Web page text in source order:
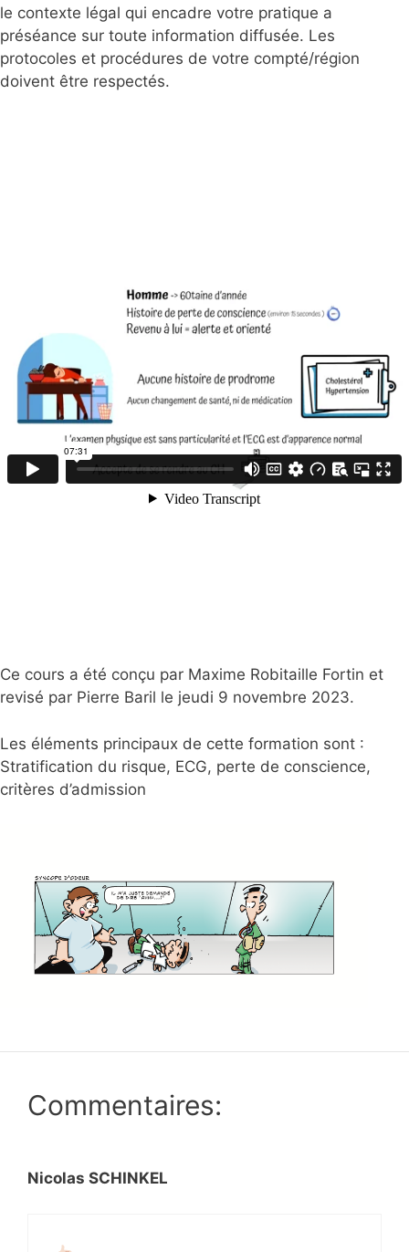
le contexte légal qui encadre votre pratique a
préséance sur toute information diffusée. Les
protocoles et procédures de votre compté/région
doivent être respectés.
Ce cours a été conçu par Maxime Robitaille Fortin et
revisé par Pierre Baril le jeudi 9 novembre 2023.
Les éléments principaux de cette formation sont :
Stratification du risque, ECG, perte de conscience,
critères d’admission
Commentaires:
Nicolas SCHINKEL